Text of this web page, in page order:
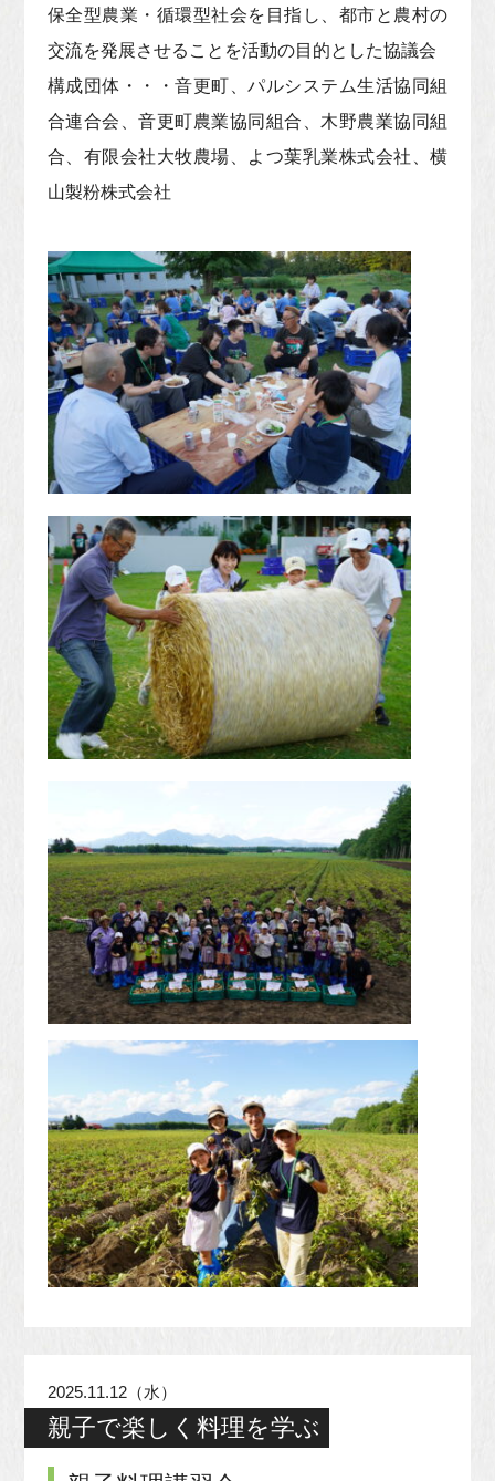
保全型農業・循環型社会を目指し、都市と農村の
交流を発展させることを活動の目的とした協議会
構成団体・・・音更町、パルシステム生活協同組
合連合会、音更町農業協同組合、木野農業協同組
合、有限会社大牧農場、よつ葉乳業株式会社、横
山製粉株式会社
2025.11.12（水）
親子で楽しく料理を学ぶ